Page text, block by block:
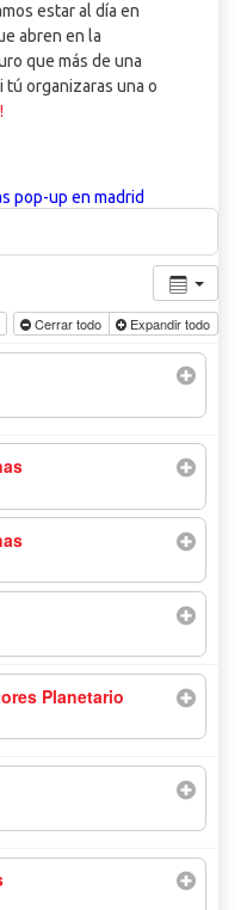
estar al día en
abren en la
que más de una
tú organizaras una o
Cerrar todo Expandir todo
Planetario